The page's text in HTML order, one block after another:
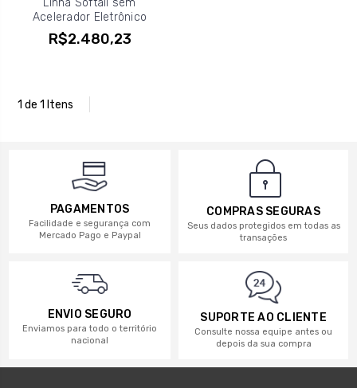
Linha Softail sem
Acelerador Eletrônico
R$2.480,23
1 de 1 Itens
PAGAMENTOS
Facilidade e segurança com
Mercado Pago e Paypal
COMPRAS SEGURAS
Seus dados protegidos em todas as
transações
ENVIO SEGURO
Enviamos para todo o território
nacional
SUPORTE AO CLIENTE
Consulte nossa equipe antes ou
depois da sua compra